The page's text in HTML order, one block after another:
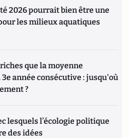
2026 pourrait bien être une
les milieux aquatiques
que la moyenne
année consécutive : jusqu'où
?
lesquels l’écologie politique
des idées